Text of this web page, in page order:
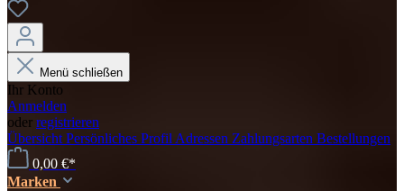
Menü schließen
Ihr Konto
Anmelden
oder registrieren
Übersicht Persönliches Profil Adressen Zahlungsarten Bestellungen
0,00 €*
Marken